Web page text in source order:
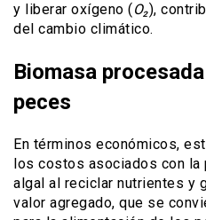
y liberar oxígeno ( O₂),
del cambio climático.
Biomasa
peces
En términos económicos,
los costos asociados con la
algal al reciclar nutrientes y
valor agregado, que se